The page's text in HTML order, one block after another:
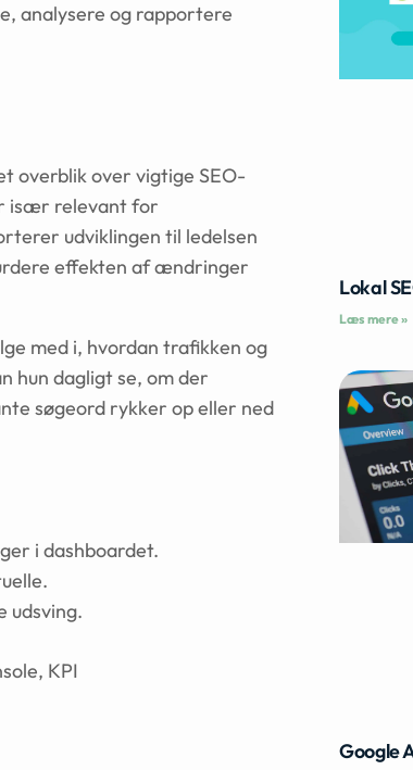
analysere og rapportere
overblik over vigtige SEO-
især relevant for
udviklingen til ledelsen
effekten af ændringer
med i, hvordan trafikken og
hun dagligt se, om der
søgeord rykker op eller ned
i dashboardet.
udsving.
KPI
Lokal
Læs mere »
Google